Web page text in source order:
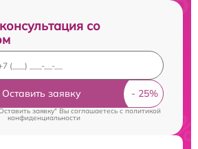
со
Оставить заявку
заявку" Вы соглашаетесь c политикой
конфиденциальности